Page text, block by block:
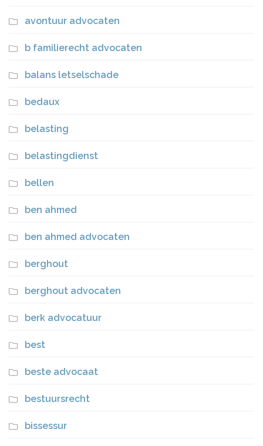
avontuur advocaten
b familierecht advocaten
balans letselschade
bedaux
belasting
belastingdienst
bellen
ben ahmed
ben ahmed advocaten
berghout
berghout advocaten
berk advocatuur
best
beste advocaat
bestuursrecht
bissessur